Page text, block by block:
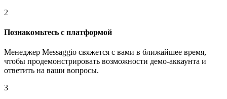
2
Познакомьтесь с платформой
Менеджер Messaggio свяжется с вами в ближайшее время,
чтобы продемонстрировать возможности демо-аккаунта и
ответить на ваши вопросы.
3